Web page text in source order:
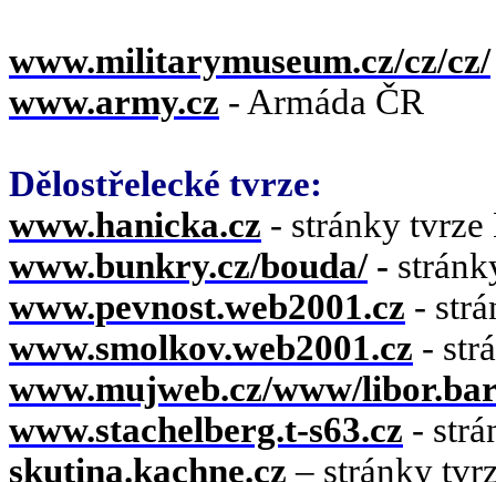
www.militarymuseum.cz/cz/cz/
www.army.cz - Armáda ČR
Dělostřelecké tvrze:
www.hanicka.cz - stránky tvrze
www.bunkry.cz/bouda/-
www.pevnost.web2001.cz -
www.smolkov.web2001.cz -
www.mujweb.cz/www/
www.stachelberg.t-s63.cz -
skutina.kachne.cz – stránky